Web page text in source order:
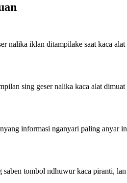
nalika iklan ditampilake saat kaca
sing geser nalika kaca alat dimuat
informasi nganyari paling anyar
tombol ndhuwur kaca piranti,